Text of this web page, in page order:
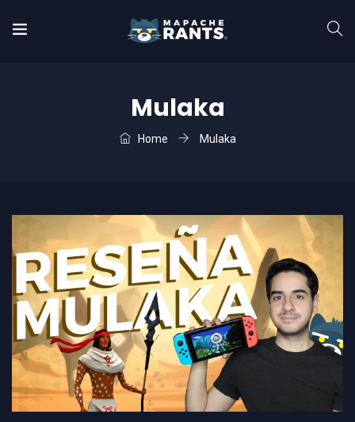
Mulaka
Home Mulaka